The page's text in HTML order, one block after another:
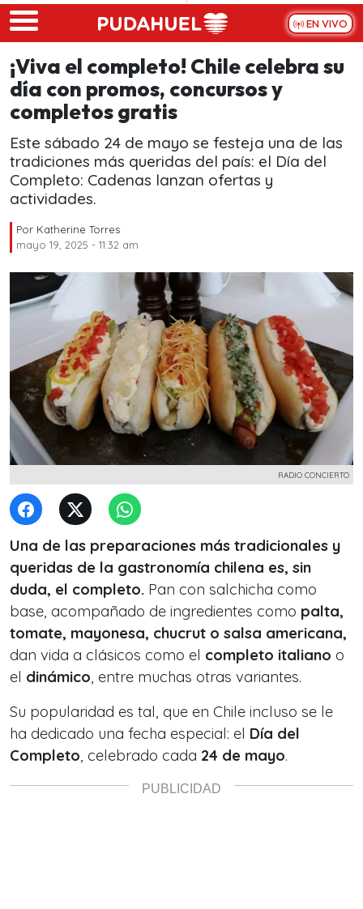
Skip to main content
EN VIVO
¡Viva el completo! Chile celebra su
día con promos, concursos y
completos gratis
Este sábado 24 de mayo se festeja una de las
tradiciones más queridas del país: el Día del
Completo: Cadenas lanzan ofertas y
actividades.
Por Katherine Torres
mayo 19, 2025 - 11:32 am
RADIO CONCIERTO
Una de las preparaciones más tradicionales y
queridas de la gastronomía chilena es, sin
duda, el completo. Pan con salchicha como
base, acompañado de ingredientes como palta,
tomate, mayonesa, chucrut o salsa americana,
dan vida a clásicos como el completo italiano o
el dinámico, entre muchas otras variantes.
Su popularidad es tal, que en Chile incluso se le
ha dedicado una fecha especial: el Día del
Completo, celebrado cada 24 de mayo.